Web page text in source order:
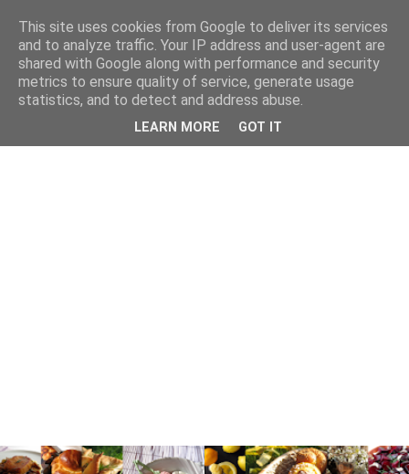
This site uses cookies from Google to deliver its services
and to analyze traffic. Your IP address and user-agent are
shared with Google along with performance and security
metrics to ensure quality of service, generate usage
statistics, and to detect and address abuse.
LEARN MORE GOT IT